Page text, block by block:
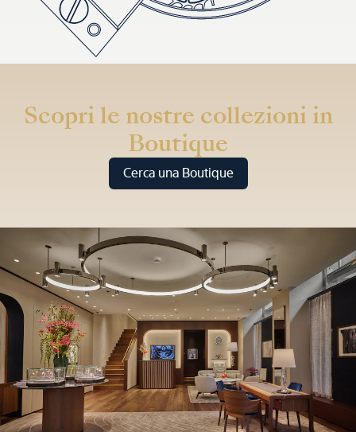
Scopri le nostre collezioni in
Boutique
Cerca una Boutique